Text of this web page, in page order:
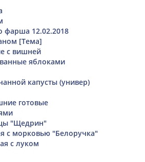
фарша 12.02.2018
[Тема]
с вишней
яблоками
капусты (универ)
готовые
"Щедрин"
с морковью "Белоручка"
с луком